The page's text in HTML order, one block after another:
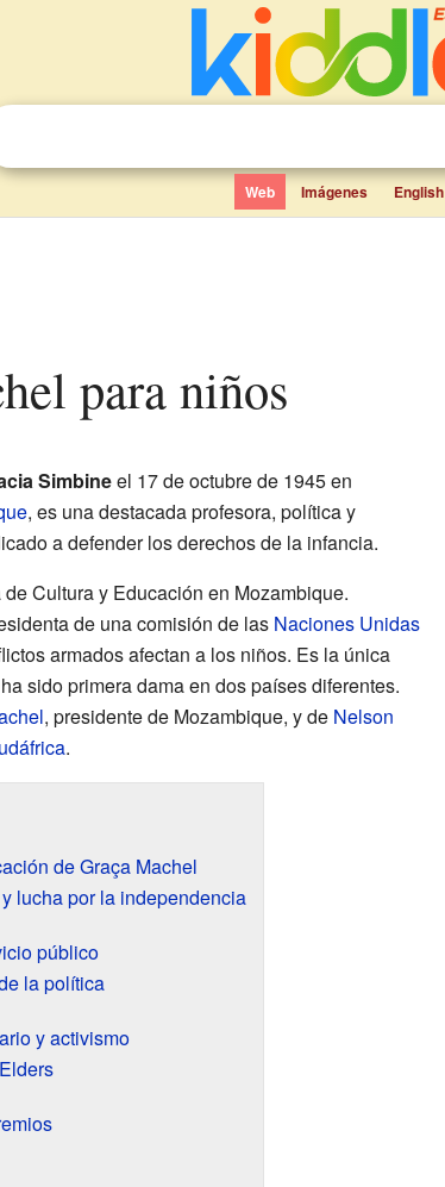
Web Imágenes English
para niños
Simbineel 17 de octubre de 1945 en
, es una destacada profesora, política y
a defender los derechos de la infancia.
Cultura y Educación en Mozambique.
de una comisión de las Naciones Unidas
armados afectan a los niños. Es la única
sido primera dama en dos países diferentes.
, presidente de Mozambique, y de Nelson
.
de Graça Machel
lucha por la independencia
público
la política
y activismo